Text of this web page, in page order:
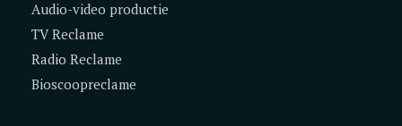
Audio-video productie
TV Reclame
Radio Reclame
Bioscoopreclame